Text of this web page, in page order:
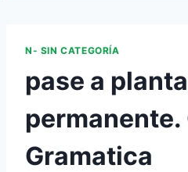
N- SIN CATEGORÍA
pase a planta
Gramatica